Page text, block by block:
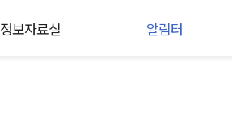
정보자료실 알림터